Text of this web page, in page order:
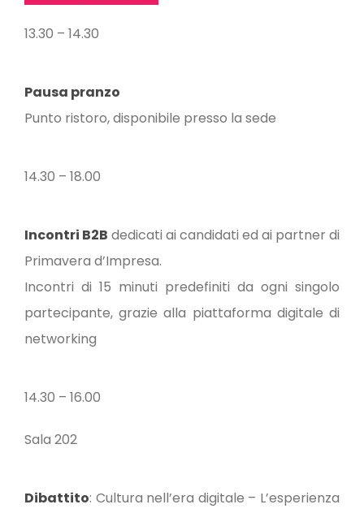
13.30 – 14.30
Pausa pranzo
Punto ristoro, disponibile presso la sede
14.30 – 18.00
Incontri B2B dedicati ai candidati ed ai partner di
Primavera d’Impresa.
Incontri di 15 minuti predefiniti da ogni singolo
partecipante, grazie alla piattaforma digitale di
networking
14.30 – 16.00
Sala 202
Dibattito: Cultura nell’era digitale – L’esperienza